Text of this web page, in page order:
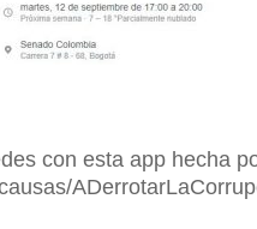
con esta app hecha